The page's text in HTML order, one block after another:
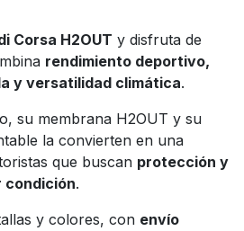
Corsa H2OUT y disfruta de
rendimiento deportivo,
y versatilidad climática.
su membrana H2OUT y su
la convierten en una
que buscan protección y
condición.
y colores, con envío